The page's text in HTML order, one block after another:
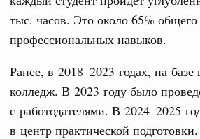
тыс. часов. Это около 65%
профессиональных навыков.
Ранее, в 2018–2023 годах, на
колледж. В 2023 году было
с работодателями. В 2024–2025
в центр практической подготовки.
поддержки сельских
«Единый заказчик»
и реконструкцию более